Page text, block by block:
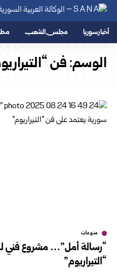
أخبار سوريا مجلس الشعب
الوسم:فن
منوعات
“رسالة أمل”… مشروع فني
“التيراريوم”